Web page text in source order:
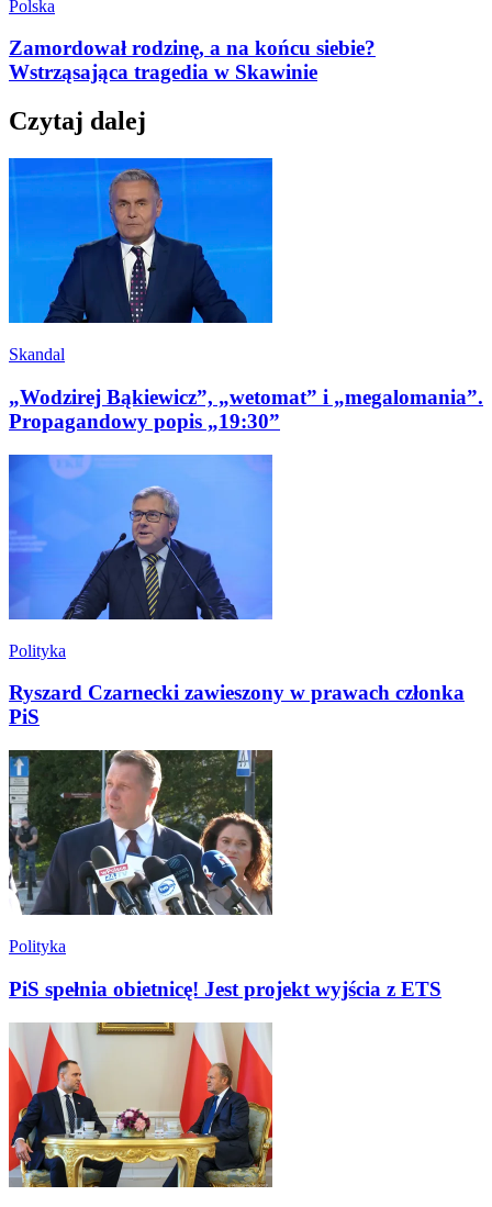
Polska
Zamordował rodzinę, a na końcu siebie?
Wstrząsająca tragedia w Skawinie
Czytaj dalej
Skandal
„Wodzirej Bąkiewicz”, „wetomat” i „megalomania”.
Propagandowy popis „19:30”
Polityka
Ryszard Czarnecki zawieszony w prawach członka
PiS
Polityka
PiS spełnia obietnicę! Jest projekt wyjścia z ETS